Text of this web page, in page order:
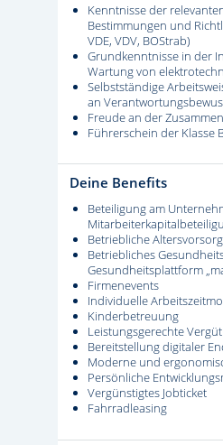
Kenntnisse der
Bestimmungen und
VDE, VDV, BOStrab)
Grundkenntnisse in der
Wartung von
Selbstständige
an
Freude an der
Führerschein der Klasse
Deine Benefits
Beteiligung am
Betriebliche
Betriebliches
Gesundheitsplattform
Firmenevents
Individuelle
Kinderbetreuung
Leistungsgerechte
Bereitstellung digitaler
Moderne und
Persönliche
Vergünstigtes Jobticket
Fahrradleasing